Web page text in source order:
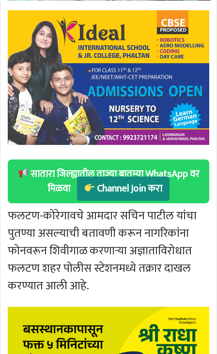
सातारा जिल्ह्यातील ताज्या बातम्या WhatsApp वर
मिळवा
Channel Join करा
फलटण-कोरेगावचे आमदार सचिन पाटील यांचा
पुतण्या असल्याची बतावणी करून नागरिकांना
फोनवरून शिवीगाळ करणाऱ्या अज्ञाताविरोधात
फलटण शहर पोलीस स्टेशनमध्ये तक्रार दाखल
करण्यात आली आहे.